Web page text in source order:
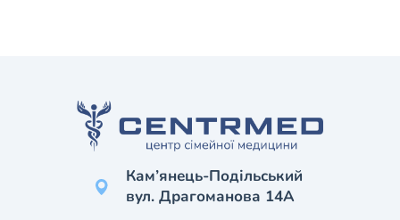
Кам’янець-Подільський
вул. Драгоманова 14А